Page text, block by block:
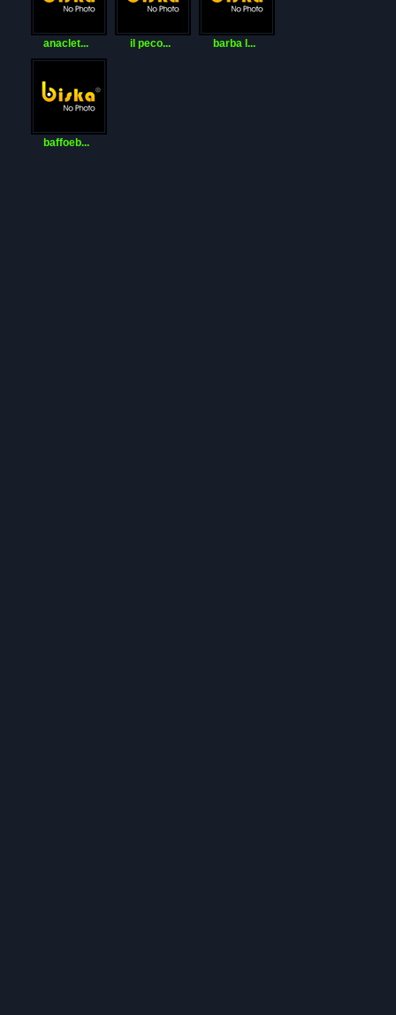
anaclet... il peco... barba l...
baffoeb...